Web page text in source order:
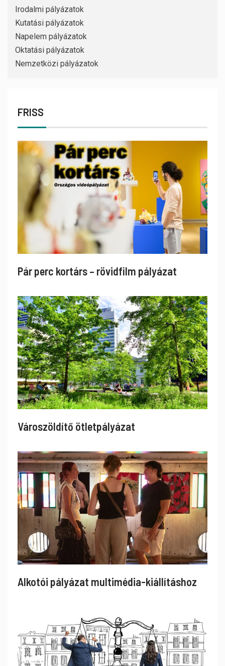
Irodalmi pályázatok
Kutatási pályázatok
Napelem pályázatok
Oktatási pályázatok
Nemzetközi pályázatok
FRISS
Pár perc kortárs – rövidfilm pályázat
Városzöldítő ötletpályázat
Alkotói pályázat multimédia-kiállításhoz